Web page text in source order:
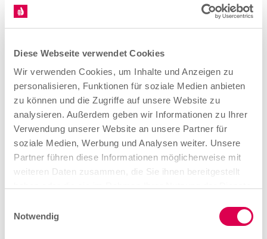
Diese Webseite verwendet Cookies
Wir verwenden Cookies, um Inhalte und Anzeigen zu
personalisieren, Funktionen für soziale Medien anbieten
zu können und die Zugriffe auf unsere Website zu
analysieren. Außerdem geben wir Informationen zu Ihrer
Verwendung unserer Website an unsere Partner für
soziale Medien, Werbung und Analysen weiter. Unsere
Partner führen diese Informationen möglicherweise mit
weiteren Daten zusammen, die Sie ihnen bereitgestellt
Notwendig
deine Ausbildung zu einem anderen Zeitpunkt zu
Dauer der Ausbildung
3,5 Jahre
Teil I Gesellenprüfung
Der erste Teil der Gesellenprüfung soll zur Mitte des
zweiten Ausbildungsjahres durchgeführt werden.
Der zweite Teil der Gesellenprüfung findet am Ende der